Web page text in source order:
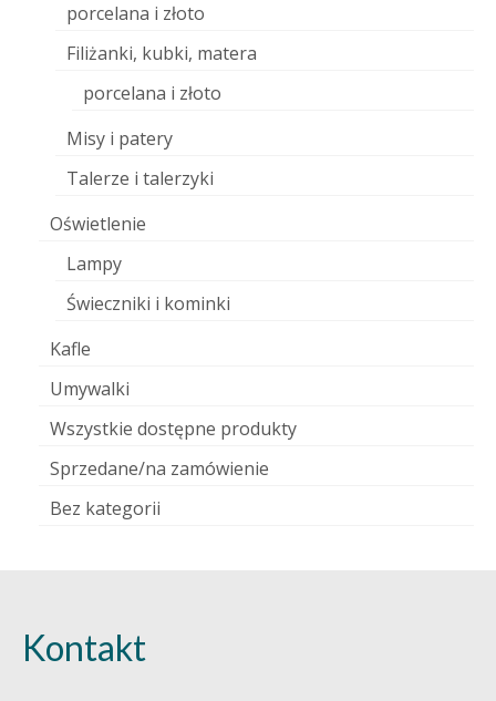
porcelana i złoto
Filiżanki, kubki, matera
porcelana i złoto
Misy i patery
Talerze i talerzyki
Oświetlenie
Lampy
Świeczniki i kominki
Kafle
Umywalki
Wszystkie dostępne produkty
Sprzedane/na zamówienie
Bez kategorii
Kontakt